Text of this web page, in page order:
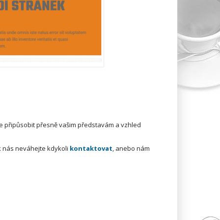
připůsobit přesně vašim představám a vzhled
nás neváhejte kdykoli kontaktovat, anebo nám